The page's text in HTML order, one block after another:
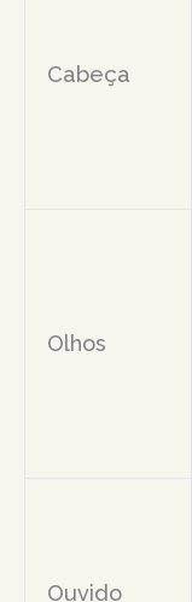
Cabeça
Olhos
Ouvido